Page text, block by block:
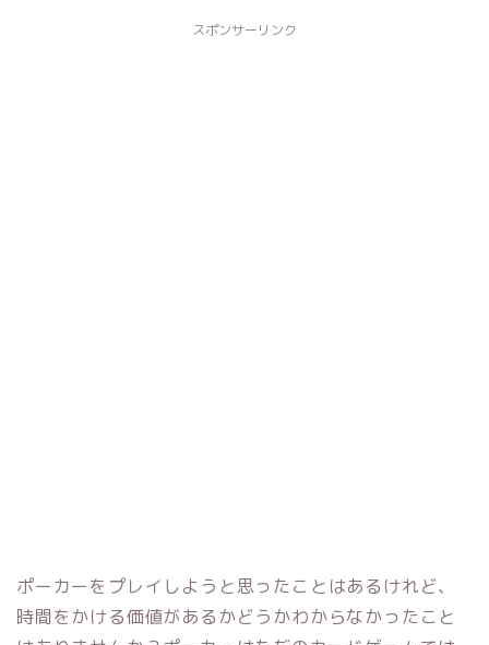
スポンサーリンク
ポーカーをプレイしようと思ったことはあるけれど、
時間をかける価値があるかどうかわからなかったこと